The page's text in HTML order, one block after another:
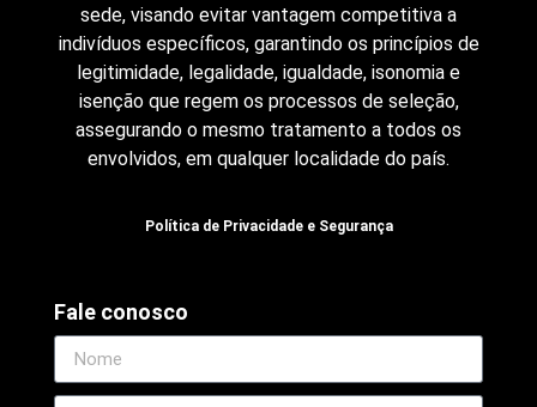
sede, visando evitar vantagem competitiva a
indivíduos específicos, garantindo os princípios de
legitimidade, legalidade, igualdade, isonomia e
isenção que regem os processos de seleção,
assegurando o mesmo tratamento a todos os
envolvidos, em qualquer localidade do país.
Política de Privacidade e Segurança
Fale conosco